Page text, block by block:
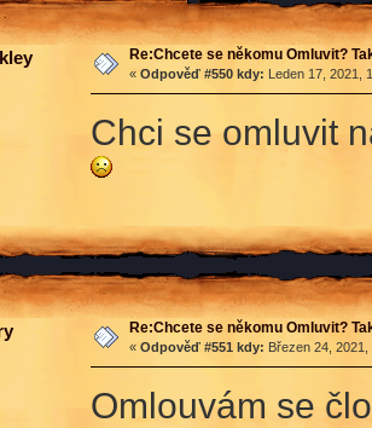
Re:Chcete se někomu Omluvit?
« Odpověď #550 kdy: Leden 17, 2021,
Chci se omluvit
Re:Chcete se někomu Omluvit?
« Odpověď #551 kdy: Březen 24,
Omlouvám se